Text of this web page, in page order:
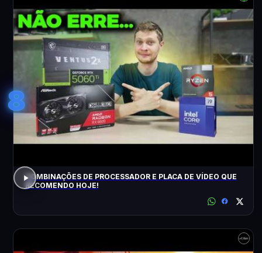
8
COMBINAÇÕES DE PROCESSADOR E PLACA DE VÍDEO QUE
RECOMENDO HOJE!